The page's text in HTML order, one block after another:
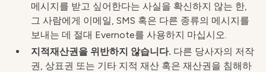
메시지를 받고 싶어한다는 사실을 확신하지 않는 한,
그 사람에게 이메일, SMS 혹은 다른 종류의 메시지를
보내는 데 절대 Evernote를 사용하지 마십시오.
지적재산권을 위반하지 않습니다. 다른 당사자의 저작
권, 상표권 또는 기타 지적 재산 혹은 재산권을 침해하